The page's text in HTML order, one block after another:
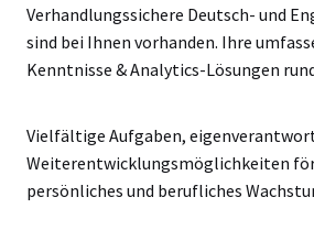
Verhandlungssichere Deutsch- und
sind bei Ihnen vorhanden. Ihre
Kenntnisse & Analytics-Lösungen
Vielfältige Aufgaben,
Weiterentwicklungsmöglichkeiten
persönliches und berufliches